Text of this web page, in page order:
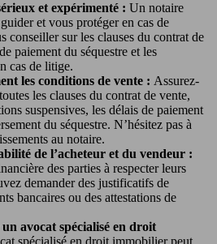
et expérimenté : Un notaire
et vous protéger en cas de
conseiller sur les clauses du contrat de
paiement du séquestre et les
cas de litige.
les conditions de vente : Assurez-
les clauses du contrat de vente,
suspensives, les délais de paiement
du séquestre. N’hésitez pas à
au notaire.
de l’acheteur et du vendeur :
des parties à respecter leurs
demander des justificatifs de
bancaires ou des attestations de
avocat spécialisé en droit